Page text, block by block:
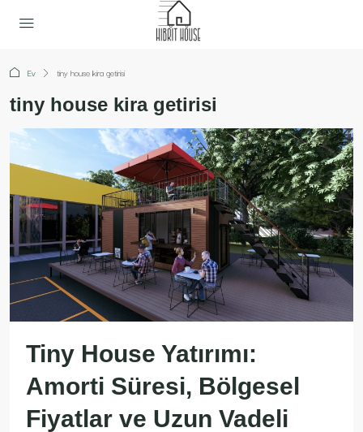
Ev tiny house kira getirisi
tiny house kira getirisi
Tiny House Yatırımı:
Amorti Süresi, Bölgesel
Fiyatlar ve Uzun Vadeli